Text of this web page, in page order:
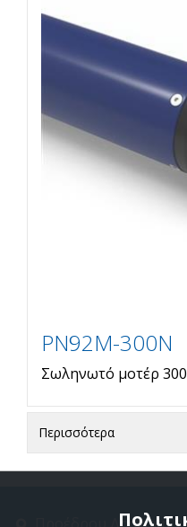
PN92M-300N
Σωληνωτό μοτέρ
Περισσότερα